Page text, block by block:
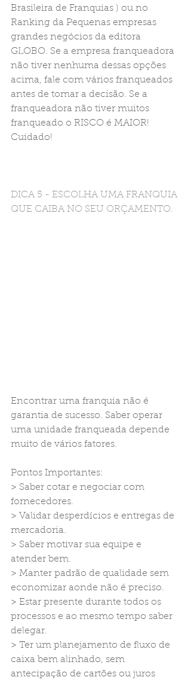
Brasileira de Franquias ) ou no
Ranking da Pequenas empresas
grandes negócios da editora
GLOBO. Se a empresa franqueadora
não tiver nenhuma dessas opções
acima, fale com vários franqueados
antes de tomar a decisão. Se a
franqueadora não tiver muitos
franqueado o RISCO é MAIOR!
Cuidado!
DICA 5 - ESCOLHA UMA FRANQUIA
QUE CAIBA NO SEU ORÇAMENTO.
Encontrar uma franquia não é
garantia de sucesso. Saber operar
uma unidade franqueada depende
muito de vários fatores.
Pontos Importantes:
> Saber cotar e negociar com
fornecedores.
> Validar desperdícios e entregas de
mercadoria.
> Saber motivar sua equipe e
atender bem.
> Manter padrão de qualidade sem
economizar aonde não é preciso.
> Estar presente durante todos os
processos e ao mesmo tempo saber
delegar.
> Ter um planejamento de fluxo de
caixa bem alinhado, sem
antecipação de cartões ou juros